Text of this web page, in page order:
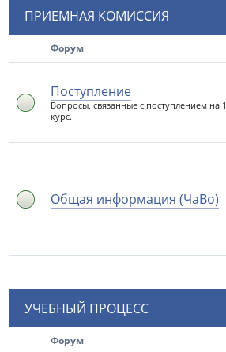
ПРИЕМНАЯ КОМИССИЯ
Форум
Поступление
Вопросы, связанные с поступлением на 1
курс.
Общая информация (ЧаВо)
УЧЕБНЫЙ ПРОЦЕСС
Форум